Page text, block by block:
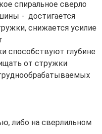
спиральное сверло
- достигается
снижается усилие
способствуют глубине
от стружки
либо на сверлильном